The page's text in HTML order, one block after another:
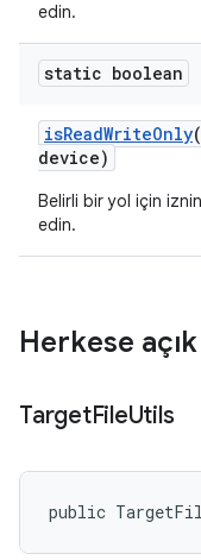
edin.
static boolean
isReadWriteOnly
device)
Belirli bir yol için
edin.
Herkese
TargetFileUtils
public